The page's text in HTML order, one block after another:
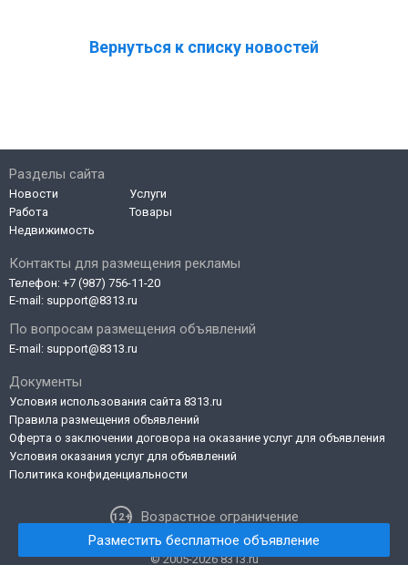
Вернуться к списку новостей
Контакты для размещения рекламы
Телефон: +7 (987) 756-11-20
E-mail: support@8313.ru
По вопросам размещения объявлений
E-mail: support@8313.ru
Документы
Условия использования сайта 8313.ru
Правила размещения объявлений
Оферта о заключении договора на оказание услуг для объявления
Условия оказания услуг для объявлений
Политика конфиденциальности
Возрастное ограничение
Разделы сайта
Новости
Работа
Недвижимость
Услуги
Товары
© 2005-2026 8313.ru
Разместить бесплатное объявление